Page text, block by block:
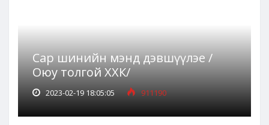
Сар шинийн мэнд дэвшүүлэе /
Оюу толгой ХХК/
2023-02-19 18:05:05 911190